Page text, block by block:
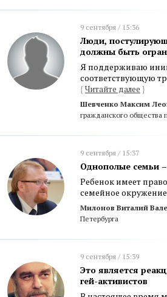
9 сентября / 15:36
Люди,
должны быть
Я поддерживаю
соответствующую
{ Читайте далее }
Шевченко Максим
гражданского общества
9 сентября / 15:37
Однополые семьи
Ребенок имеет
семейное окружение
Милонов Виталий
Петербурга
9 сентября / 15:39
Это является
гей-активистов